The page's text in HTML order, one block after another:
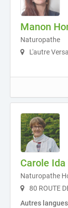
Manon
Naturopathe
L'autre
Carole
Naturopathe
80 ROUTE
Autres